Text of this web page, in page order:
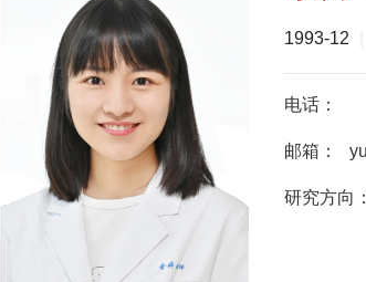
1993-12
电话：
邮箱：
研究方向：